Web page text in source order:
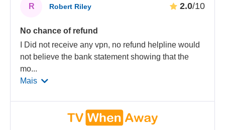
R Robert Riley 2.0/10
No chance of refund
I Did not receive any vpn, no refund helpline would
not believe the bank statement showing that the
mo...
Mais